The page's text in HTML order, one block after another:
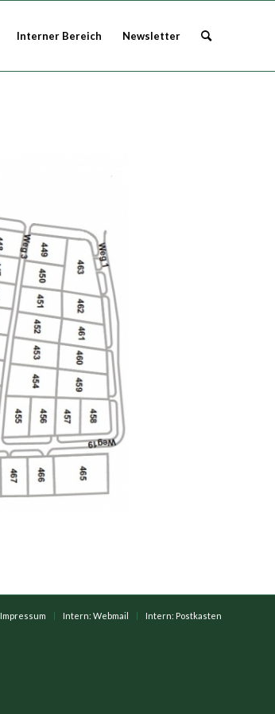
Interner Bereich Newsletter
Impressum Intern: Webmail Intern: Postkasten